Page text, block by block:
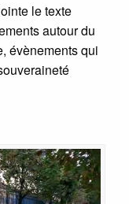
le texte
autour du
évènements qui